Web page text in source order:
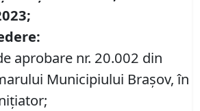
aprobare nr. 20.002 din
Municipiului Brașov, în